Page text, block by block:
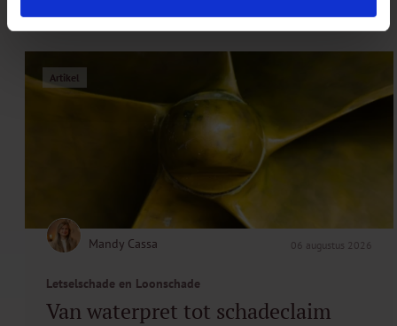
Artikel
Mandy Cassa 06 augustus 2026
Letselschade en Loonschade
Van waterpret tot schadeclaim